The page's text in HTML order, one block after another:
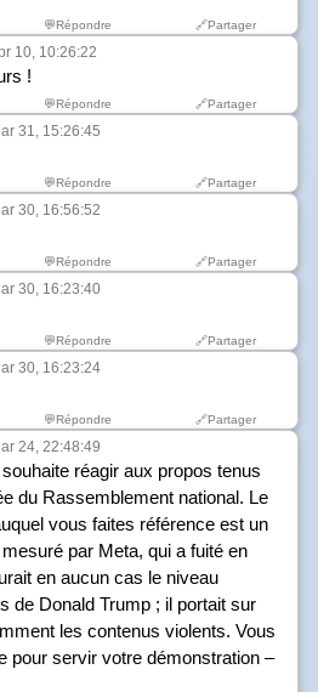
💬Répondre 🔗Partager
10, 10:26:22
!
💬Répondre 🔗Partager
31, 15:26:45
💬Répondre 🔗Partager
30, 16:56:52
💬Répondre 🔗Partager
30, 16:23:40
💬Répondre 🔗Partager
30, 16:23:24
💬Répondre 🔗Partager
24, 22:48:49
réagir aux propos tenus
du Rassemblement national. Le
vous faites référence est un
par Meta, qui a fuité en
en aucun cas le niveau
de Donald Trump ; il portait sur
les contenus violents. Vous
pour servir votre démonstration –